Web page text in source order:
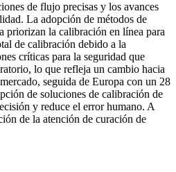
de flujo precisas y los avances
La adopción de métodos de
priorizan la calibración en línea para
de calibración debido a la
críticas para la seguridad que
lo que refleja un cambio hacia
seguida de Europa con un 28
de soluciones de calibración de
y reduce el error humano. A
de la atención de curación de